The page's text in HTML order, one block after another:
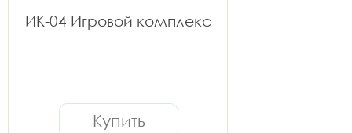
ИК-04 Игровой комплекс
Купить